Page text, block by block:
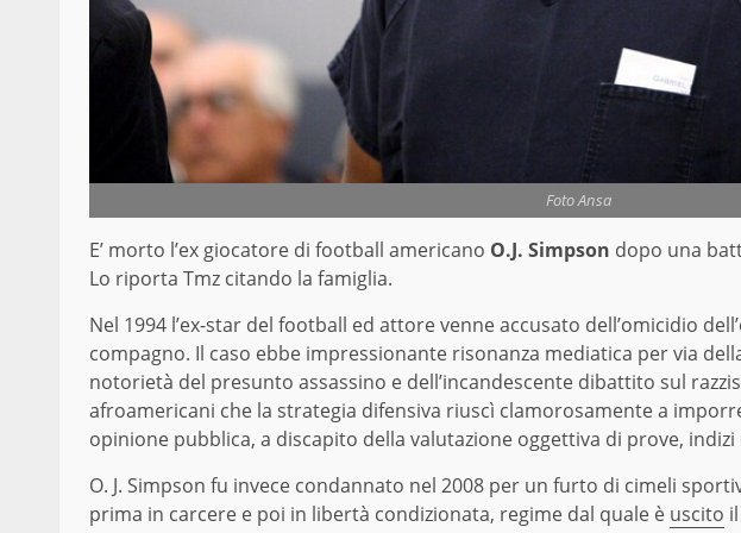
Foto Ansa
E’ morto l’ex giocatore di football americano O.J. Simpson dopo una
Lo riporta Tmz citando la famiglia.
Nel 1994 l’ex-star del football ed attore venne accusato dell’omicidio
compagno. Il caso ebbe impressionante risonanza mediatica per via
notorietà del presunto assassino e dell’incandescente dibattito sul
afroamericani che la strategia difensiva riuscì clamorosamente a
opinione pubblica, a discapito della valutazione oggettiva di prove, indizi
O. J. Simpson fu invece condannato nel 2008 per un furto di cimeli
prima in carcere e poi in libertà condizionata, regime dal quale è uscito